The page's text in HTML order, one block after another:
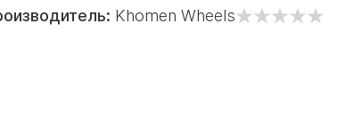
Khomen Wheels